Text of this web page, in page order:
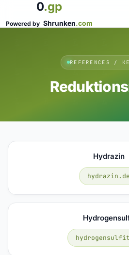
0.gp
Powered by Shrunken.com
REFERENCES /
Hydrazin
hydrazin.de